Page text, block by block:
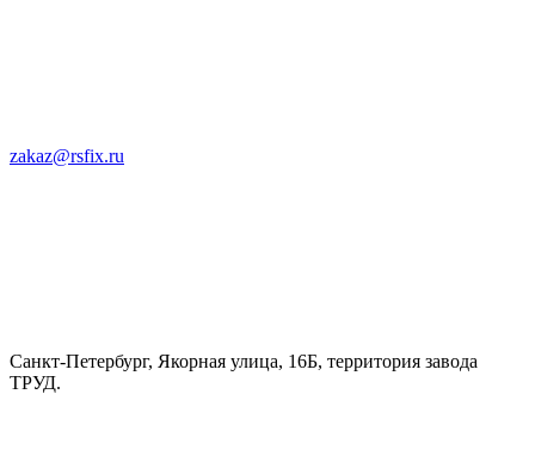
zakaz@rsfix.ru
Санкт-Петербург, Якорная улица, 16Б, территория завода
ТРУД.